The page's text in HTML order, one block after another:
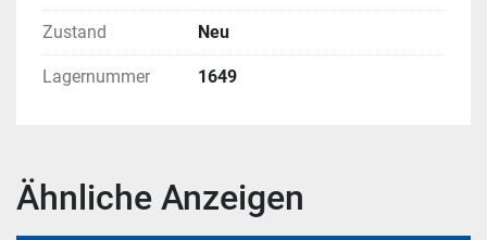
Zustand Neu
Lagernummer 1649
Ähnliche Anzeigen